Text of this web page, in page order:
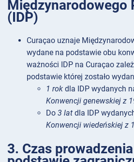
Międzynarodowego
(IDP)
Curaçao uznaje
wydane na podstawie obu
ważności IDP na Curaçao
podstawie której zostało
1 rok dla IDP wydanych
Konwencji genewskiej z
Do 3 lat dla IDP
Konwencji wiedeńskiej z
3. Czas